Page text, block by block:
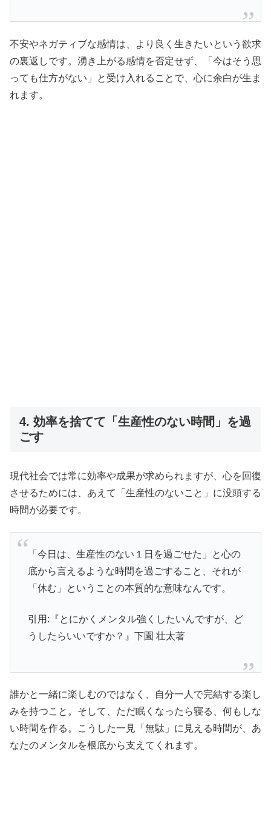
不安やネガティブな感情は、より良く生きたいという欲求
の裏返しです。湧き上がる感情を否定せず、「今はそう思
っても仕方がない」と受け入れることで、心に余白が生ま
れます。
4. 効率を捨てて「生産性のない時間」を過
ごす
現代社会では常に効率や成果が求められますが、心を回復
させるためには、あえて「生産性のないこと」に没頭する
時間が必要です。
「今日は、生産性のない１日を過ごせた」と心の
底から言えるような時間を過ごすること、それが
「休む」ということの本質的な意味なんです。
引用:『とにかくメンタル強くしたいんですが、ど
うしたらいいですか？』下園 壮太著
誰かと一緒に楽しむのではなく、自分一人で完結する楽し
みを持つこと。そして、ただ眠くなったら寝る、何もしな
い時間を作る。こうした一見「無駄」に見える時間が、あ
なたのメンタルを根底から支えてくれます。